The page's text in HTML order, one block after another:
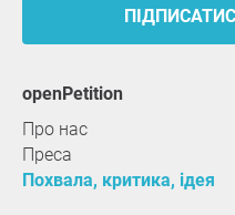
openPetition
Про нас
Преса
Похвала, критика, ідея